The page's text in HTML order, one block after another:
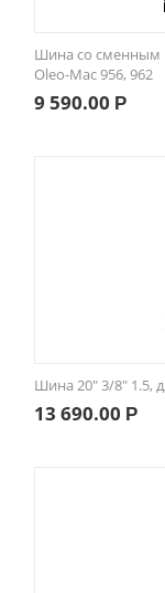
Шина со сменным
Oleo-Mac 956, 962
9 590.00 Р
Шина 20" 3/8" 1.5,
13 690.00 Р